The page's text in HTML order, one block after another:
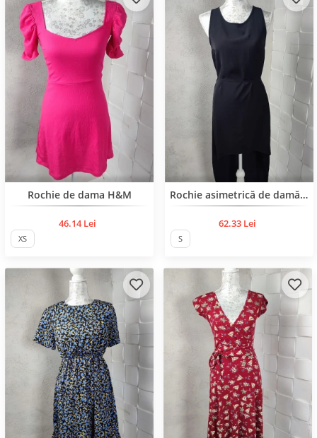
Rochie de dama H&M
46.14 Lei
XS
BESTSELLERRochie asimetrică de damă H&M
62.33 Lei
S